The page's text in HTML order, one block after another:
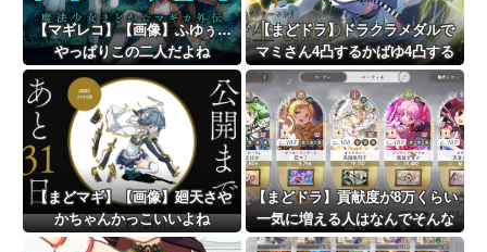
【マギレコ】【画像】ふゆぅ…
やっぱりこの二人だよね
【まどドラ】ドラクラメダルで
マミさん4凸するかばゆ4凸する
か待機するか迷う
【まどマギ】【画像】廻天さや
かちゃんかっこいいよね
【まどドラ】貢献度が8万くらい
一気に増える人はなんでそんな
ダメージ出てるの…？